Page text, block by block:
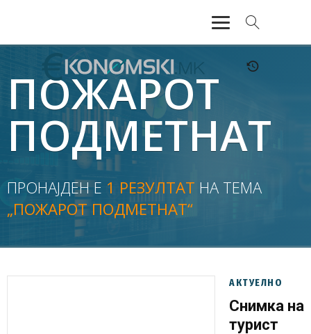
АКТУЕЛНО
ЕКОНОМИЈА
ФИНАНСИИ
БАНКАРСТВО
ЖИВОТ
МОЗАИК
ПОЖАРОТ
ПОДМЕТНАТ
ПРОНАЈДЕН Е 1 РЕЗУЛТАТ НА ТЕМА
„ПОЖАРОТ ПОДМЕТНАТ“
АКТУЕЛНО
Снимка на
турист